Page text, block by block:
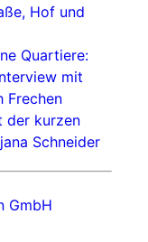
Hof und
Quartiere:
mit
Frechen
der kurzen
Schneider
GmbH